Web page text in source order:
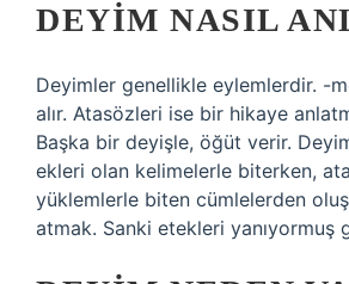
DEYIM NASIL
Deyimler genellikle eylemlerdir. -
alır. Atasözleri ise bir hikaye
Başka bir deyişle, öğüt verir.
ekleri olan kelimelerle biterken,
yüklemlerle biten cümlelerden
atmak. Sanki etekleri yanıyormuş